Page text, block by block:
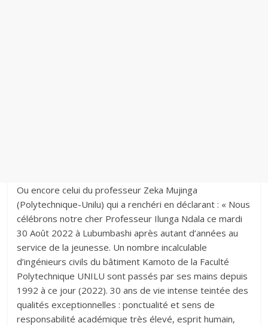
Ou encore celui du professeur Zeka Mujinga
(Polytechnique-Unilu) qui a renchéri en déclarant : « Nous
célébrons notre cher Professeur Ilunga Ndala ce mardi
30 Août 2022 à Lubumbashi après autant d’années au
service de la jeunesse. Un nombre incalculable
d’ingénieurs civils du bâtiment Kamoto de la Faculté
Polytechnique UNILU sont passés par ses mains depuis
1992 à ce jour (2022). 30 ans de vie intense teintée des
qualités exceptionnelles : ponctualité et sens de
responsabilité académique très élevé, esprit humain,